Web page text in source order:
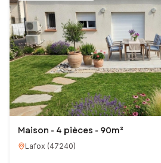
Maison - 4 pièces - 90m²
Lafox (47240)